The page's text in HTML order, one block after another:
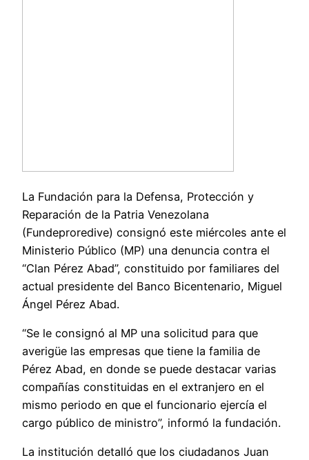
La Fundación para la Defensa, Protección y
Reparación de la Patria Venezolana
(Fundeproredive) consignó este miércoles ante el
Ministerio Público (MP) una denuncia contra el
“Clan Pérez Abad”, constituido por familiares del
actual presidente del Banco Bicentenario, Miguel
Ángel Pérez Abad.
“Se le consignó al MP una solicitud para que
averigüe las empresas que tiene la familia de
Pérez Abad, en donde se puede destacar varias
compañías constituidas en el extranjero en el
mismo periodo en que el funcionario ejercía el
cargo público de ministro”, informó la fundación.
La institución detalló que los ciudadanos Juan